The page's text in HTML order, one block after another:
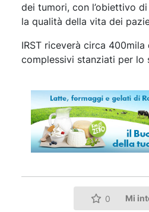
dei tumori, con l’obiettivo
la qualità della vita dei
IRST riceverà circa 400mila
complessivi stanziati per lo
0 Mi